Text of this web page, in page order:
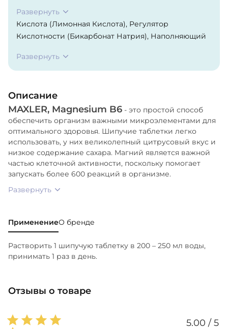
Развернуть
Кислота (Лимонная Кислота), Регулятор
Кислотности (Бикарбонат Натрия), Наполняющий
Подсластитель (Сукралоза), Пиридоксина
Гидрохлорид, Краситель (Рибофлавин Натрия
Развернуть
Описание
MAXLER, Magnesium B6 - это простой способ
обеспечить организм важными микроэлементами для
оптимального здоровья. Шипучие таблетки легко
использовать, у них великолепный цитрусовый вкус и
низкое содержание сахара. Магний является важной
частью клеточной активности, поскольку помогает
запускать более 600 реакций в организме.
Развернуть
ПрименениеО бренде
Растворить 1 шипучую таблетку в 200 – 250 мл воды,
принимать 1 раз в день.
Отзывы о товаре
5.00 / 5